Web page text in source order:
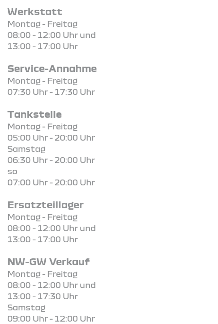
Werkstatt
Montag - Freitag
08:00 - 12:00 Uhr und
13:00 - 17:00 Uhr
Service-Annahme
Montag - Freitag
07:30 Uhr - 17:30 Uhr
Tankstelle
Montag - Freitag
05:00 Uhr - 20:00 Uhr
Samstag
06:30 Uhr - 20:00 Uhr
so
07:00 Uhr - 20:00 Uhr
Ersatzteillager
Montag - Freitag
08:00 - 12:00 Uhr und
13:00 - 17:00 Uhr
NW-GW Verkauf
Montag - Freitag
08:00 - 12:00 Uhr und
13:00 - 17:30 Uhr
Samstag
09:00 Uhr - 12:00 Uhr